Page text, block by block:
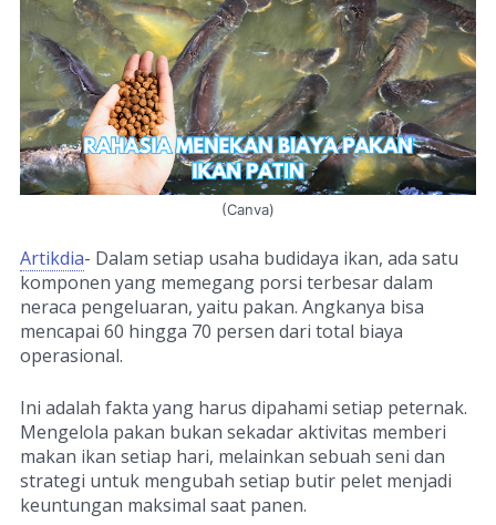
(Canva)
Artikdia- Dalam setiap usaha budidaya ikan, ada satu
komponen yang memegang porsi terbesar dalam
neraca pengeluaran, yaitu pakan. Angkanya bisa
mencapai 60 hingga 70 persen dari total biaya
operasional.
Ini adalah fakta yang harus dipahami setiap peternak.
Mengelola pakan bukan sekadar aktivitas memberi
makan ikan setiap hari, melainkan sebuah seni dan
strategi untuk mengubah setiap butir pelet menjadi
keuntungan maksimal saat panen.